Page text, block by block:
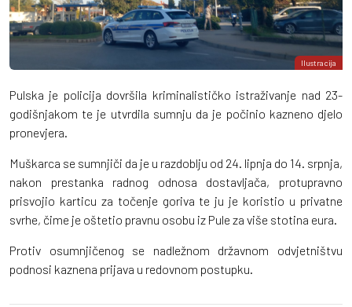
Ilustracija
Pulska je policija dovršila kriminalističko istraživanje nad 23-
godišnjakom te je utvrdila sumnju da je počinio kazneno djelo
pronevjera.
Muškarca se sumnjiči da je u razdoblju od 24. lipnja do 14. srpnja,
nakon prestanka radnog odnosa dostavljača, protupravno
prisvojio karticu za točenje goriva te ju je koristio u privatne
svrhe, čime je oštetio pravnu osobu iz Pule za više stotina eura.
Protiv osumnjičenog se nadležnom državnom odvjetništvu
podnosi kaznena prijava u redovnom postupku.